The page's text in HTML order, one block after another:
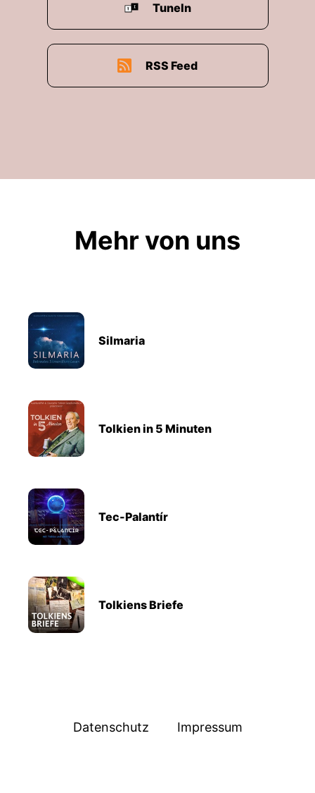
TuneIn
RSS Feed
Mehr von uns
Silmaria
Tolkien in 5 Minuten
Tec-Palantír
Tolkiens Briefe
Datenschutz Impressum